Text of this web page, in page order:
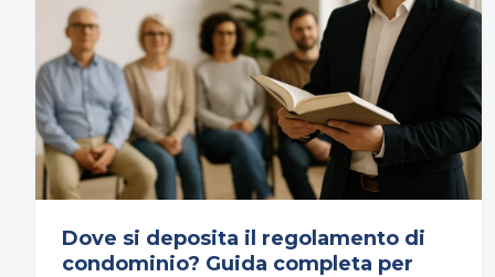
Dove si deposita il regolamento di
condominio? Guida completa per